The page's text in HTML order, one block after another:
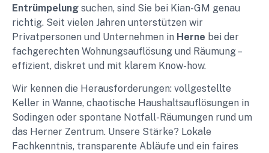
Entrümpelung suchen, sind Sie bei Kian-GM genau
richtig. Seit vielen Jahren unterstützen wir
Privatpersonen und Unternehmen in Herne bei der
fachgerechten Wohnungsauflösung und Räumung –
effizient, diskret und mit klarem Know-how.
Wir kennen die Herausforderungen: vollgestellte
Keller in Wanne, chaotische Haushaltsauflösungen in
Sodingen oder spontane Notfall-Räumungen rund um
das Herner Zentrum. Unsere Stärke? Lokale
Fachkenntnis, transparente Abläufe und ein faires